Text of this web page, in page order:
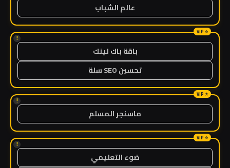
عالم الشباب
!
باقة باك لينك
تحسين SEO سلة
!
ماسنجر المسلم
!
ضوء التعليمي